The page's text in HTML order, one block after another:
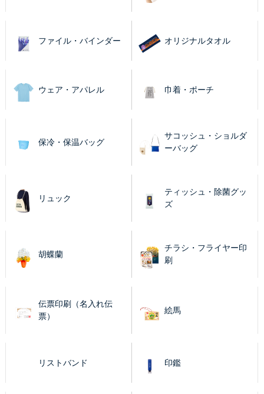
ファイル・バインダー オリジナルタオル
ウェア・アパレル 巾着・ポーチ
保冷・保温バッグ
サコッシュ・ショルダ
ーバッグ
リュック
ティッシュ・除菌グッ
ズ
胡蝶蘭
チラシ・フライヤー印
刷
伝票印刷（名入れ伝
票）
絵馬
リストバンド 印鑑